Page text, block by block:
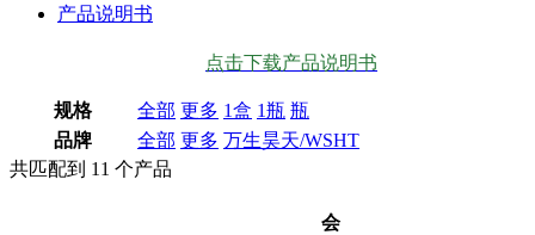
产品说明书
点击下载产品说明书
规格 全部 更多 1盒 1瓶 瓶
品牌
全部 更多 万生昊天/WSHT
共匹配到 11 个产品
会